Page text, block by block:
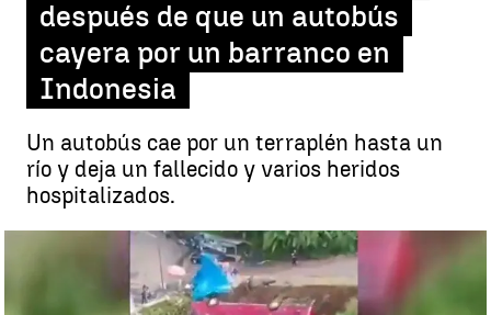
después de que un autobús
cayera por un barranco en
Indonesia
Un autobús cae por un terraplén hasta un
río y deja un fallecido y varios heridos
hospitalizados.
Un autobús se sale de la carretera y cae a un río |Antena 3 Noticias